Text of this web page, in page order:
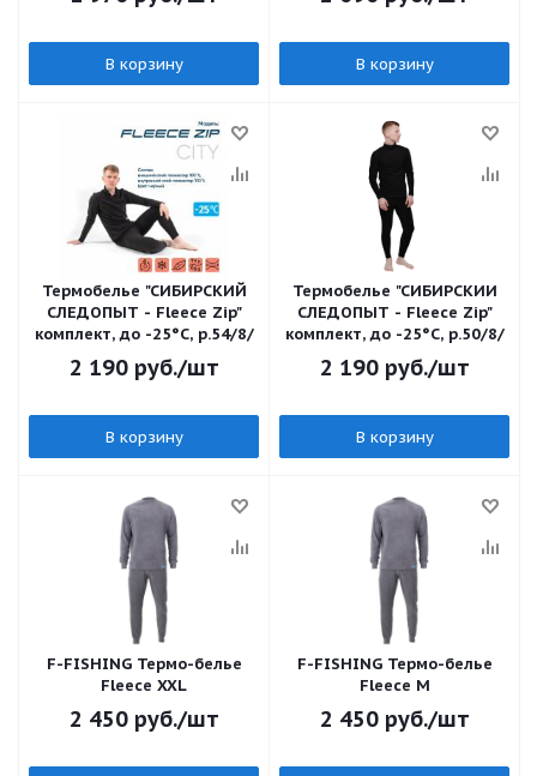
В корзину В корзину
Термобелье "CИБИРСКИЙ
СЛЕДОПЫТ - Fleece Zip"
комплект, до -25°С, р.54/8/
2 190руб./шт
В корзину
Термобелье "CИБИРСКИЙ
СЛЕДОПЫТ - Fleece Zip"
комплект, до -25°С, р.50/8/
2 190руб./шт
В корзину
F-FISHING Термо-белье
Fleece XXL
2 450руб./шт
F-FISHING Термо-белье
Fleece M
2 450руб./шт